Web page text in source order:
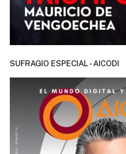
SUFRAGIO ESPECIAL - AICODI